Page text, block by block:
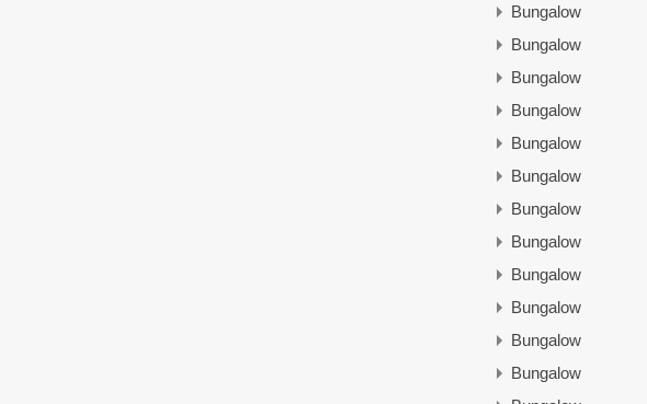
Bungalow
Bungalow
Bungalow
Bungalow
Bungalow
Bungalow
Bungalow
Bungalow
Bungalow
Bungalow
Bungalow
Bungalow